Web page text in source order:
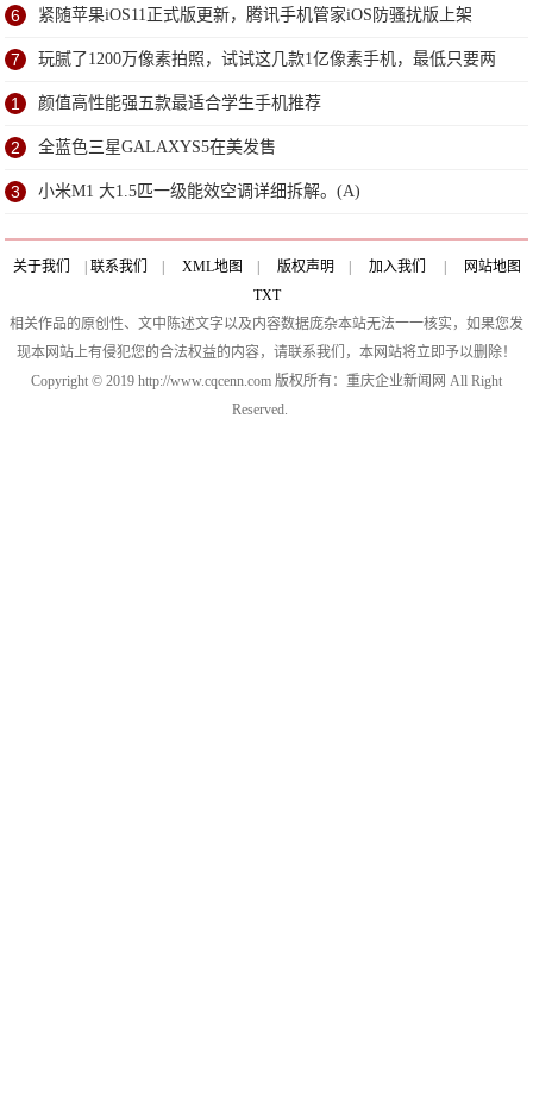
6 紧随苹果iOS11正式版更新，腾讯手机管家iOS防骚扰版上架
7 玩腻了1200万像素拍照，试试这几款1亿像素手机，最低只要两
千多
1 颜值高性能强五款最适合学生手机推荐
2 全蓝色三星GALAXYS5在美发售
3 小米M1 大1.5匹一级能效空调详细拆解。(A)
关于我们 联系我们 XML地图 版权声明 加入我们
网站地图
TXT
相关作品的原创性、文中陈述文字以及内容数据庞杂本站无法一一核实，如果您发
现本网站上有侵犯您的合法权益的内容，请联系我们，本网站将立即予以删除！
Copyright © 2019 http://www.cqcenn.com 版权所有：重庆企业新闻网 All Right
Reserved.